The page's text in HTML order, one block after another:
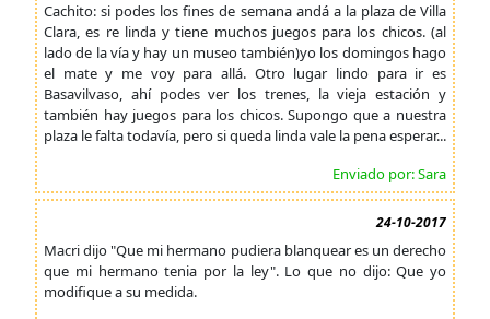
Cachito: si podes los fines de semana andá a la plaza de Villa
Clara, es re linda y tiene muchos juegos para los chicos. (al
lado de la vía y hay un museo también)yo los domingos hago
el mate y me voy para allá. Otro lugar lindo para ir es
Basavilvaso, ahí podes ver los trenes, la vieja estación y
también hay juegos para los chicos. Supongo que a nuestra
plaza le falta todavía, pero si queda linda vale la pena esperar...
Enviado por: Sara
24-10-2017
Macri dijo "Que mi hermano pudiera blanquear es un derecho
que mi hermano tenia por la ley". Lo que no dijo: Que yo
modifique a su medida.